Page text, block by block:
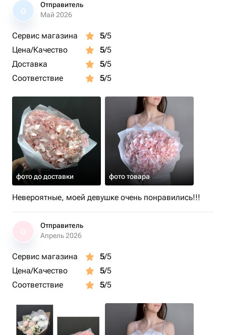
О
Отправитель
Май 2026
Сервис магазина 5/5
Цена/Качество
5/5
Доставка
5/5
Соответствие
5/5
фото до доставки фото товара
Невероятные, моей девушке очень понравились!!!
Отправитель
Апрель 2026
Сервис магазина 5/5
Цена/Качество
5/5
Соответствие
5/5